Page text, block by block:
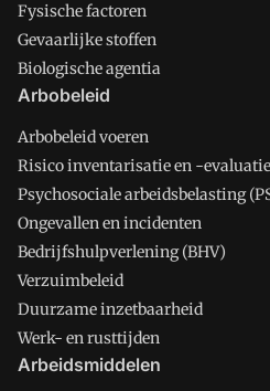
Fysische factoren
Gevaarlijke stoffen
Biologische agentia
Arbobeleid
Arbobeleid voeren
Risico inventarisatie en -
Psychosociale arbeidsbelasting
Ongevallen en incidenten
Bedrijfshulpverlening (BHV)
Verzuimbeleid
Duurzame inzetbaarheid
Werk- en rusttijden
Arbeidsmiddelen